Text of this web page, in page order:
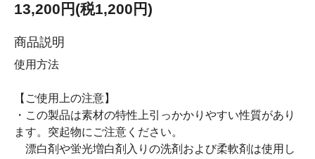
13,200円(税1,200円)
商品説明
使用方法
【ご使用上の注意】
・この製品は素材の特性上引っかかりやすい性質があり
ます。突起物にご注意ください。
漂白剤や蛍光増白剤入りの洗剤および柔軟剤は使用し